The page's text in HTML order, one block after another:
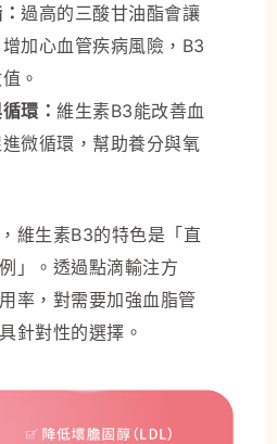
過高的三酸甘油酯會讓
加心血管疾病風險，B3
。
環： 維生素B3能改善血
微循環，幫助養分與氧
維生素B3的特色是「直
」。透過點滴輸注方
率，對需要加強血脂管
針對性的選擇。